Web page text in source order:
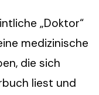
„Doktor“
medizinische
die sich
liest und